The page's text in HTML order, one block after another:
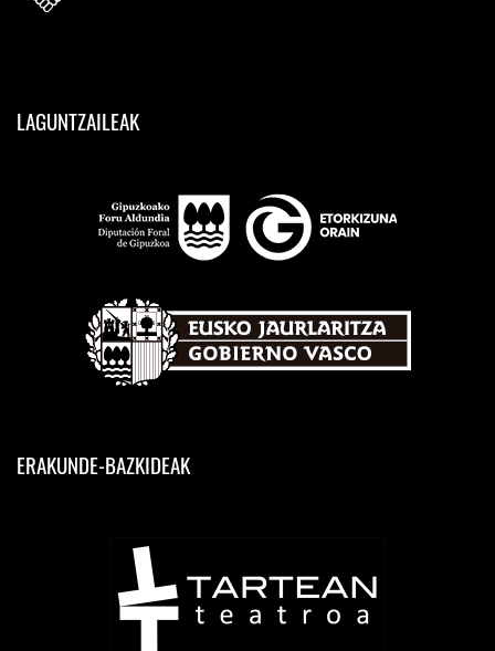
LAGUNTZAILEAK
ERAKUNDE-BAZKIDEAK